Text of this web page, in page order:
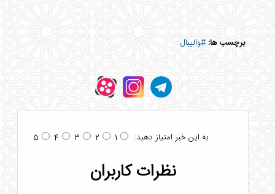
برچسب ها:#والیبال
به این خبر امتیاز دهید: 1
2
3
4
5
نظرات کاربران